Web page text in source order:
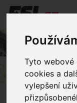
Tyto webové
cookies a
vylepšení
Freight